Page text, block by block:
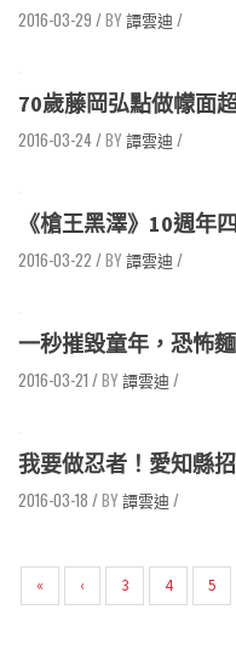
2016-03-29 / 譚雲迪 /
70歲藤岡弘點做幪面
2016-03-24/ 譚雲迪 /
《槍王黑澤》10週年
2016-03-22 / 譚雲迪 /
一秒摧毀童年，恐怖
2016-03-21 / 譚雲迪 /
我要做忍者！愛知縣
2016-03-18 / 譚雲迪 /
« ‹ 3 4 5